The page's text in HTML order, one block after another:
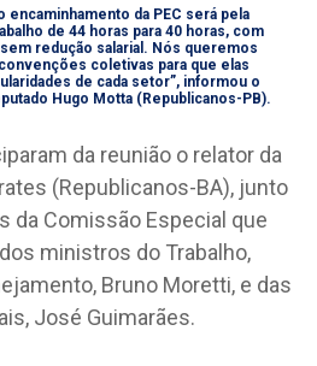
encaminhamento da PEC será pela
de 44 horas para 40 horas, com
redução salarial. Nós queremos
coletivas para que elas
de cada setor”, informou o
Hugo Motta (Republicanos-PB).
da reunião o relator da
(Republicanos-BA), junto
da Comissão Especial que
ministros do Trabalho,
Bruno Moretti, e das
José Guimarães.